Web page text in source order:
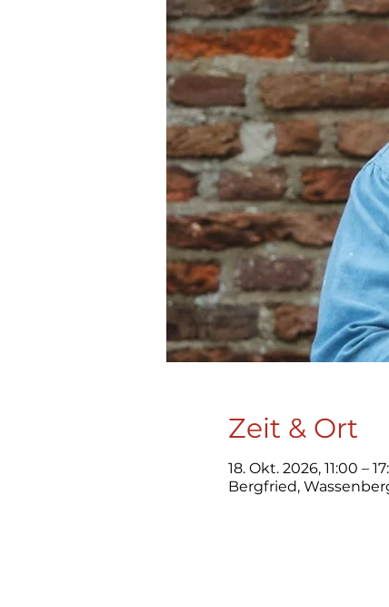
Zeit & Ort
18. Okt. 2026, 11:00 –
Bergfried,